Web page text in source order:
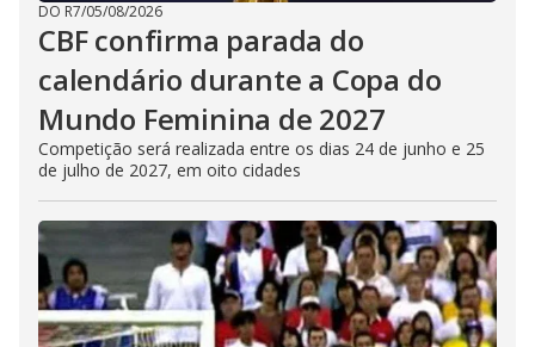
DO R7/05/08/2026
CBF confirma parada do
calendário durante a Copa do
Mundo Feminina de 2027
Competição será realizada entre os dias 24 de junho e 25
de julho de 2027, em oito cidades